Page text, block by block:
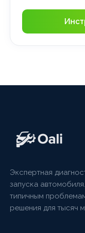
Экспертная
запуска
типичным
решения для тысяч